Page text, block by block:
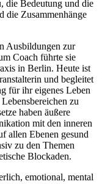
die Bedeutung und die
die Zusammenhänge
Ausbildungen zur
Coach führte sie
in Berlin. Heute ist
und begleitet
für ihr eigenes Leben
zu
haben äußere
mit den inneren
allen Ebenen gesund
zu den Themen
Blockaden.
emotional, mental